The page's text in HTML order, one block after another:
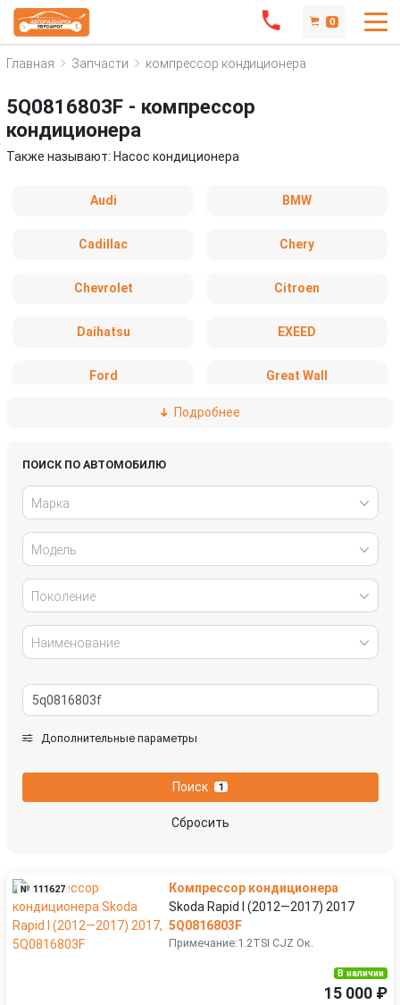
0
Главная Запчасти компрессор кондиционера
5Q0816803F - компрессор
кондиционера
Также называют: Hасос кондиционера
Audi BMW
Cadillac Chery
Chevrolet Citroen
Daihatsu EXEED
Ford Great Wall
Infiniti
Mercedes-Benz
Mitsubishi
Opel Peugeot
Skoda SsangYong
Volvo
Подробнее
ПОИСК ПО АВТОМОБИЛЮ
Марка
Модель
Поколение
Наименование
Дополнительные параметры
Поиск 1
Сбросить
№ 111627
Компрессор кондиционера
Skoda Rapid I (2012—2017) 2017
5Q0816803F
Примечание:1.2TSI CJZ Ок.
В наличии
15 000 ₽